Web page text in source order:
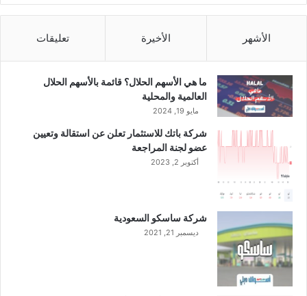
و
ك
ل
س
و
ل
2
0
الأشهر الأخيرة تعليقات
ما هي الأسهم الحلال؟ قائمة بالأسهم الحلال
العالمية والمحلية
مايو 19, 2024
شركة باتك للاستثمار تعلن عن استقالة وتعيين
عضو لجنة المراجعة
أكتوبر 2, 2023
شركة ساسكو السعودية
ديسمبر 21, 2021